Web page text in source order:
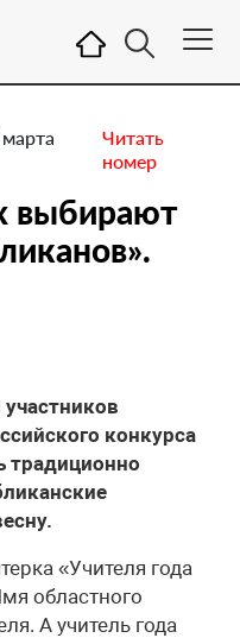
Читать
номер
выбирают
конкурса
традиционно
«Учителя года
областного
А учитель года